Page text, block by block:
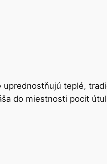
teplé,
do miestnosti pocit